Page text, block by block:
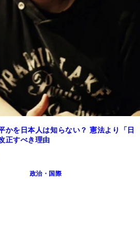
かを日本人は知らない？ 憲法より「日
正すべき理由
政治・国際